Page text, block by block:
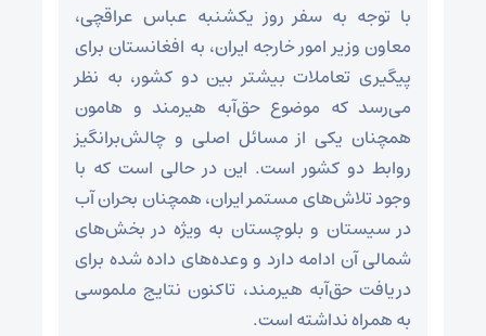
با توجه به سفر روز یکشنبه عباس عراقچی،
معاون وزیر امور خارجه ایران، به افغانستان برای
پیگیری تعاملات بیشتر بین دو کشور، به نظر
می‌رسد که موضوع حق‌آبه هیرمند و هامون
همچنان یکی از مسائل اصلی و چالش‌برانگیز
روابط دو کشور است. این در حالی است که با
وجود تلاش‌های مستمر ایران، همچنان بحران آب
در سیستان و بلوچستان به ویژه در بخش‌های
شمالی آن ادامه دارد و وعده‌های داده شده برای
دریافت حق‌آبه هیرمند، تاکنون نتایج ملموسی
به همراه نداشته است.